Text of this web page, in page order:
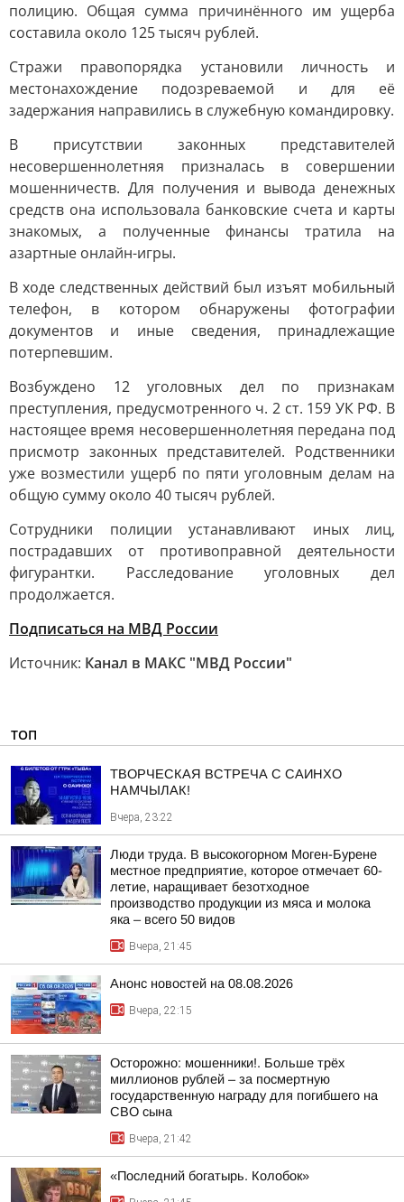
полицию. Общая сумма причинённого им ущерба
составила около 125 тысяч рублей.
Стражи правопорядка установили личность и
местонахождение подозреваемой и для её
задержания направились в служебную командировку.
В присутствии законных представителей
несовершеннолетняя призналась в совершении
мошенничеств. Для получения и вывода денежных
средств она использовала банковские счета и карты
знакомых, а полученные финансы тратила на
азартные онлайн-игры.
В ходе следственных действий был изъят мобильный
телефон, в котором обнаружены фотографии
документов и иные сведения, принадлежащие
потерпевшим.
Возбуждено 12 уголовных дел по признакам
преступления, предусмотренного ч. 2 ст. 159 УК РФ. В
настоящее время несовершеннолетняя передана под
присмотр законных представителей. Родственники
уже возместили ущерб по пяти уголовным делам на
общую сумму около 40 тысяч рублей.
Сотрудники полиции устанавливают иных лиц,
пострадавших от противоправной деятельности
фигурантки. Расследование уголовных дел
продолжается.
Подписаться на МВД России
Источник: Канал в МАКС "МВД России"
ТОП
ТВОРЧЕСКАЯ ВСТРЕЧА С САИНХО
НАМЧЫЛАК!
Вчера, 23:22
Люди труда. В высокогорном Моген-Бурене
местное предприятие, которое отмечает 60-
летие, наращивает безотходное
производство продукции из мяса и молока
яка – всего 50 видов
Вчера, 21:45
Анонс новостей на 08.08.2026
Вчера, 22:15
Осторожно: мошенники!. Больше трёх
миллионов рублей – за посмертную
государственную награду для погибшего на
СВО сына
Вчера, 21:42
«Последний богатырь. Колобок»